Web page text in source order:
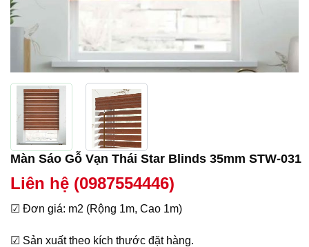
Màn Sáo Gỗ Vạn Thái Star Blinds 35mm STW-031
Liên hệ (0987554446)
☑ Đơn giá: m2 (Rộng 1m, Cao 1m)
☑ Sản xuất theo kích thước đặt hàng.